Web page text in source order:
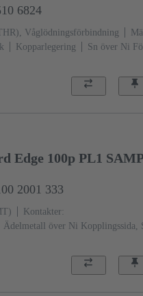
6824
Våglödningsförbindning
Kopparlegering
Sn över Ni
Edge 100p PL1
2001 333
Kontakter:
Ädelmetall över Ni Kopplingssida,